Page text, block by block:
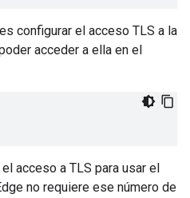
configurar el acceso TLS a la
acceder a ella en el
acceso a TLS para usar el
no requiere ese número de